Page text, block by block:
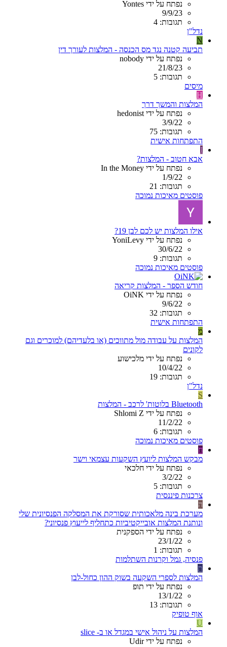
נפתח על ידי Yontes
9/9/23
תגובות: 4
נדל"ן
N
תביעה קטנה נגד מס הכנסה - המלצות לעורך דין
נפתח על ידי nobody
21/8/23
תגובות: 5
מיסים
H
המלצות והמשך דרך
נפתח על ידי hedonist
3/9/22
תגובות: 75
התפתחות אישית
I
אבא חטוב - המלצות?
נפתח על ידי In the Money
1/9/22
תגובות: 21
פוסטים מאיכות נמוכה
אילו המלצות יש לכם לבן 19?
נפתח על ידי YoniLevy
30/6/22
תגובות: 9
פוסטים מאיכות נמוכה
חודש הספר - המלצות קריאה
נפתח על ידי OiNK
9/6/22
תגובות: 32
התפתחות אישית
מ
המלצות על עבודה מול מתווכים (או בלעדיהם) למוכרים וגם
לקונים
נפתח על ידי מלכישוע
10/4/22
תגובות: 19
נדל"ן
S
Bluetooth בלוטות' לרכב - המלצות
נפתח על ידי Shlomi Z
11/2/22
תגובות: 6
פוסטים מאיכות נמוכה
ח
מבקש המלצות ליועץ השקעות עצמאי וישר
נפתח על ידי חלכאי
3/2/22
תגובות: 5
צרכנות פיננסית
ה
מערכת בינה מלאכותית שסורקת את המסלקה הפנסיונית שלי
ונותנת המלצות אובייקטיביות כתחליף לייעוץ פנסיוני?
נפתח על ידי הספקנית
23/1/22
תגובות: 1
פנסיה, גמל וקרנות השתלמות
ת
המלצות לספרי השקעה בשוק ההון כחול-לבן
נפתח על ידי תופ
13/1/22
תגובות: 13
אוף טופיק
U
המלצות על ניהול אישי במגדל או ב- slice
נפתח על ידי Udir